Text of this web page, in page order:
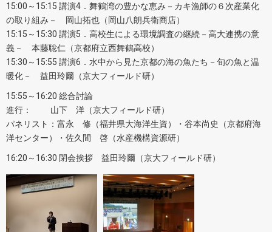
15:00～15:15 講演4．舞鶴湾の豊かな恵み－カキ漁師の６次産業化
の取り組み－ 岡山拓也（岡山八朗兵衛商店）
15:15～15:30 講演5．高校生による環境調査の継続－高大連携の意
義－ 本藤聡仁（京都府立西舞鶴高校）
15:30～15:55 講演6．水中から見た京都の海の魚たち－旬の魚と温
暖化－ 益田玲爾（京大フィールド研）
15:55～16:20 総合討論
進行： 山下 洋（京大フィールド研）
パネリスト：富永 修（福井県大海洋生資）・谷本尚史（京都府海
洋センター）・佐久間 啓（水産機構資源研）
16:20～16:30 閉会挨拶 益田玲爾（京大フィールド研）